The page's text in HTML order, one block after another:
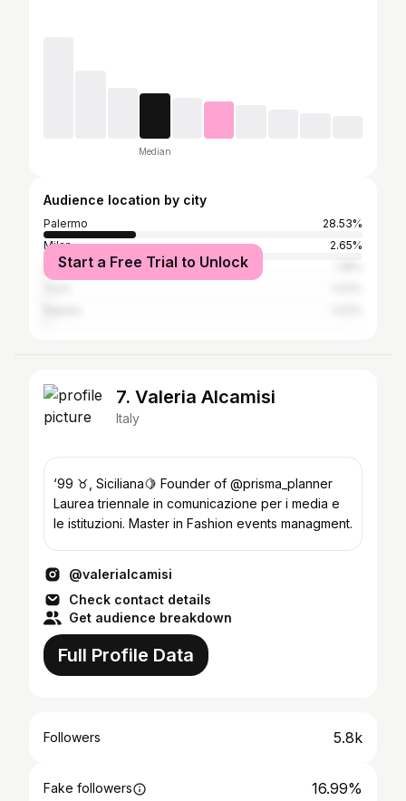
Median
Audience location by city
Palermo
28.53%
Milan
2.65%
Greater London
Start a Free Trial to Unlock
7. Valeria Alcamisi
Italy
‘99 ♉︎, Siciliana🍋 Founder of @prisma_planner
Laurea triennale in comunicazione per i media e
le istituzioni. Master in Fashion events managment.
@valerialcamisi
Check contact details
Get audience breakdown
Full Profile Data
Followers 5.8k
Fake followers 16.99%